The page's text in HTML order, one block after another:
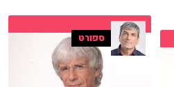
ספורט